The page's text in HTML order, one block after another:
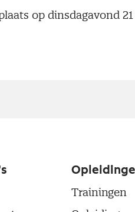
op dinsdagavond
Trainingen